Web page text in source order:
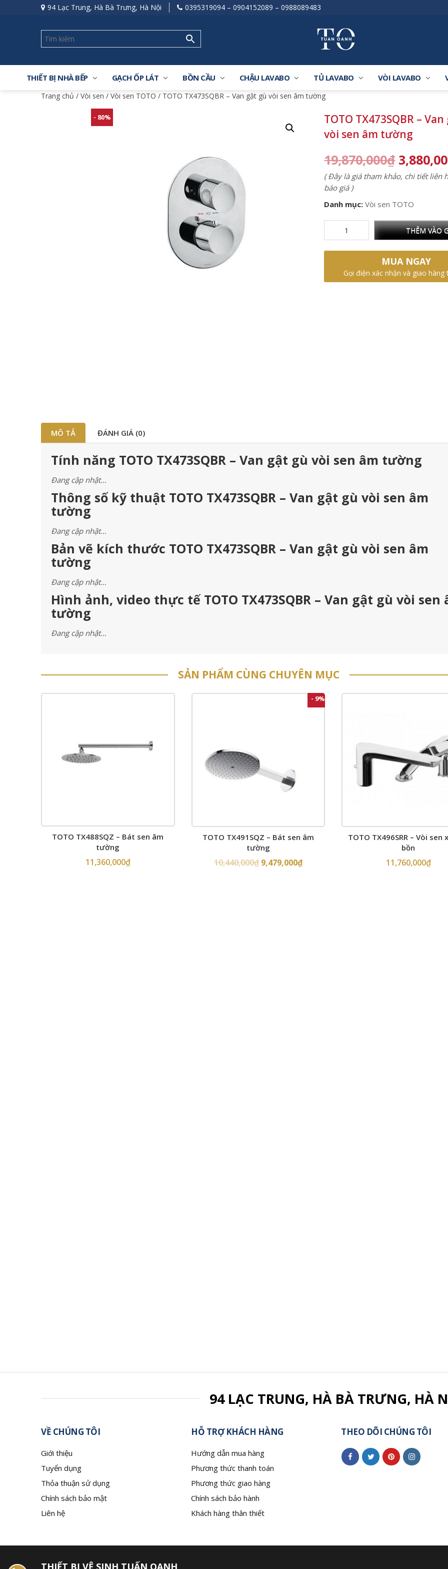
94 Lạc Trung, Hà Bà Trưng, Hà Nội 0395319094 – 0904152089 – 0988089483
THIẾT BỊ NHÀ BẾP GẠCH ỐP LÁT BỒN CẦU CHẬU LAVABO TỦ LAVABO VÒI LAVABO
Trang chủ / Vòi sen / Vòi sen TOTO / TOTO TX473SQBR – Van gật gù vòi sen âm tường
- 80%
TOTO TX473SQBR –
vòi sen âm tường
19,870,000₫
( Đây là giá tham khảo, chi tiết liên
báo giá )
Danh mục: Vòi sen TOTO
THÊM VÀO
MUA NGAY
Gọi điện xác nhận và giao hàng
MÔ TẢ ĐÁNH GIÁ (0)
Tính năng TOTO TX473SQBR – Van gật gù vòi sen âm tường
Đang cập nhật…
Thông số kỹ thuật TOTO TX473SQBR – Van gật gù vòi sen âm
tường
Đang cập nhật…
Bản vẽ kích thước TOTO TX473SQBR – Van gật gù vòi sen âm
tường
Đang cập nhật…
Hình ảnh, video thực tế TOTO TX473SQBR – Van gật gù vòi sen
tường
Đang cập nhật…
SẢN PHẨM CÙNG CHUYÊN MỤC
TOTO TX488SQZ – Bát sen âm
tường
11,360,000₫
- 9%
TOTO TX491SQZ – Bát sen âm
tường
10,440,000₫ 9,479,000₫
TOTO TX496SRR – Vòi sen
bồn
11,760,000₫
94 LẠC TRUNG, HÀ BÀ TRƯNG, HÀ
VỀ CHÚNG TÔI
Giới thiệu
Tuyển dụng
Thỏa thuận sử dụng
Chính sách bảo mật
Liên hệ
HỖ TRỢ KHÁCH HÀNG
Hướng dẫn mua hàng
Phương thức thanh toán
Phương thức giao hàng
Chính sách bảo hành
Khách hàng thân thiết
THEO DÕI CHÚNG TÔI
THIẾT BỊ VỆ SINH TUẤN OANH